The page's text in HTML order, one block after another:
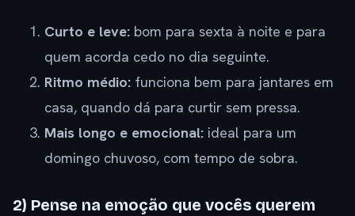
Curto e leve: bom para sexta à noite e para
quem acorda cedo no dia seguinte.
Ritmo médio: funciona bem para jantares em
casa, quando dá para curtir sem pressa.
Mais longo e emocional: ideal para um
domingo chuvoso, com tempo de sobra.
2) Pense na emoção que vocês querem